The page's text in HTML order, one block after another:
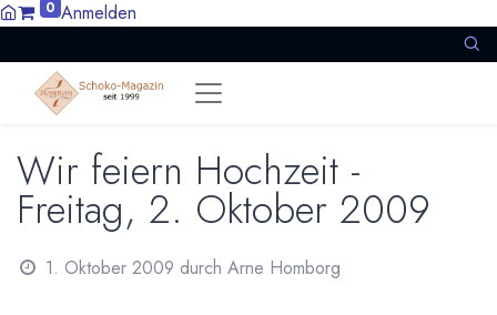
0 Anmelden
Wir feiern Hochzeit -
Freitag, 2. Oktober 2009
1. Oktober 2009 durch Arne Homborg